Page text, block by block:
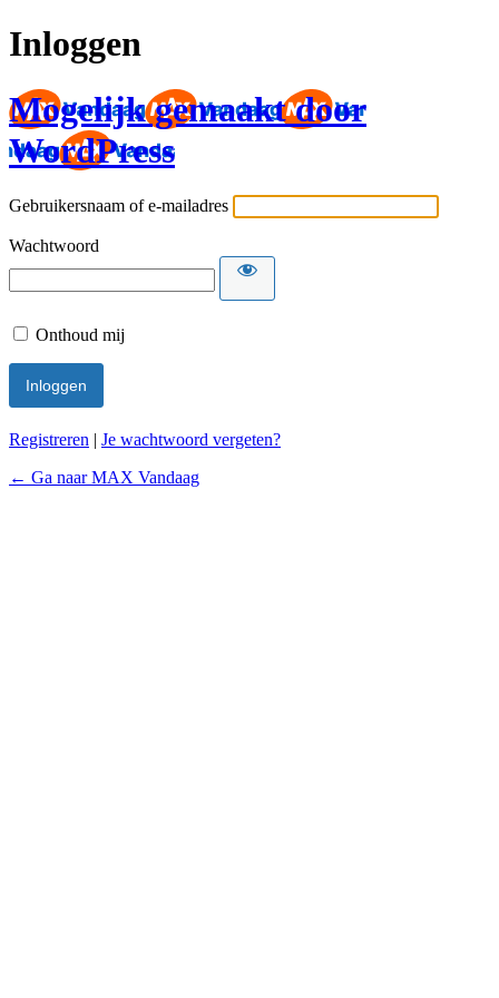
Inloggen
Mogelijk gemaakt door
WordPress
Gebruikersnaam of e-mailadres
Wachtwoord
Onthoud mij
Registreren | Je wachtwoord vergeten?
← Ga naar MAX Vandaag